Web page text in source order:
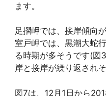
ます。
足摺岬では、接岸傾向
室戸岬では、黒潮大蛇
る時期が多そうです(図
岸と接岸が繰り返され
図7は、12月1日から